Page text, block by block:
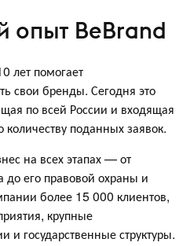
опыт BeBrand
лет помогает
свои бренды. Сегодня это
по всей России и входящая
поданных заявок.
на всех этапах — от
до его правовой охраны и
более 15 000 клиентов,
крупные
и государственные структуры.